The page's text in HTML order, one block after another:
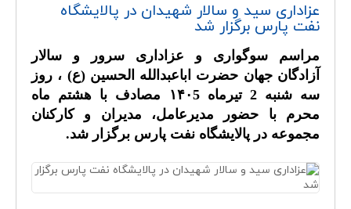
عزاداری سید و سالار شهیدان در پالایشگاه
نفت پارس برگزار شد
مراسم سوگواری و عزاداری سرور و سالار
آزادگان جهان حضرت اباعبدالله الحسین (ع) ، روز
سه شنبه 2 تیرماه ۱۴۰5 مصادف با هشتم ماه
محرم با حضور مدیرعامل، مدیران و کارکنان
مجموعه در پالایشگاه نفت پارس برگزار شد.